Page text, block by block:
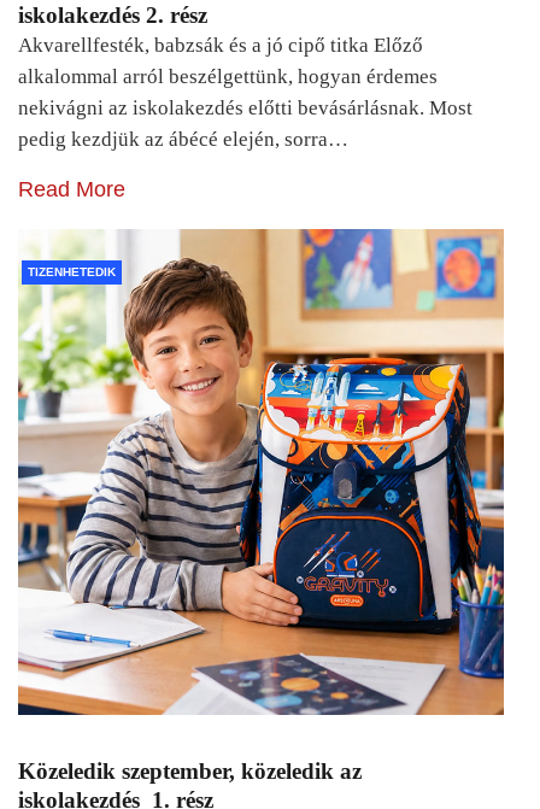
iskolakezdés 2. rész
Akvarellfesték, babzsák és a jó cipő titka Előző
alkalommal arról beszélgettünk, hogyan érdemes
nekivágni az iskolakezdés előtti bevásárlásnak. Most
pedig kezdjük az ábécé elején, sorra…
Read More
TIZENHETEDIK
Közeledik szeptember, közeledik az
iskolakezdés 1. rész